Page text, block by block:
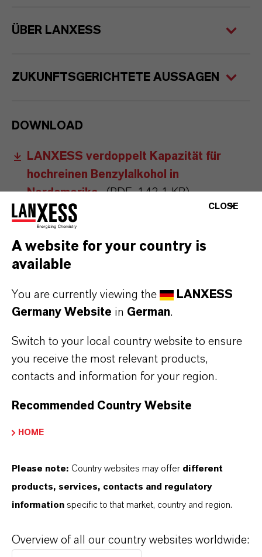
ÜBER LANXESS
ZUKUNFTSGERICHTETE AUSSAGEN
DOWNLOAD
LANXESS verdoppelt Kapazität für
hochreinen Benzylalkohol in
Nordamerika (PDF, 143,1 KB)
LANXESS verdoppelt Kapazität für
Nordamerika (RTF, 118,1 KB)
Hinweise für die Redaktionen:
Alle LANXESS Presse-Informationen sowie die dazugehörigen
vom Vorstand sowie weiteres Bildmaterial zu LANXESS stehen
Ihnen zur Verfügung unter:http://fotos.lanxess.de.
https://lanxess.com/de-DE/Presse/Storys
LinkedIn
YouTube
CLOSE
A website for your country is
available
You are currently viewing the
LANXESS
Germany Website in German.
Switch to your local country website to ensure
you receive the most relevant products,
contacts and information for your region.
Recommended Country Website
HOME
Please note: Country websites may offer different
products, services, contacts and regulatory
information specific to that market, country and region.
Overview of all our country websites worldwide: